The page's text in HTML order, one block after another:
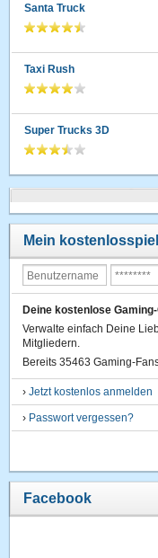
Santa Truck
Taxi Rush
Super Trucks 3D
Mein
Deine kostenlose
Verwalte einfach Deine
Mitgliedern.
Bereits 35463 Gaming-
›Jetzt kostenlos anmelden
› Passwort vergessen?
Facebook